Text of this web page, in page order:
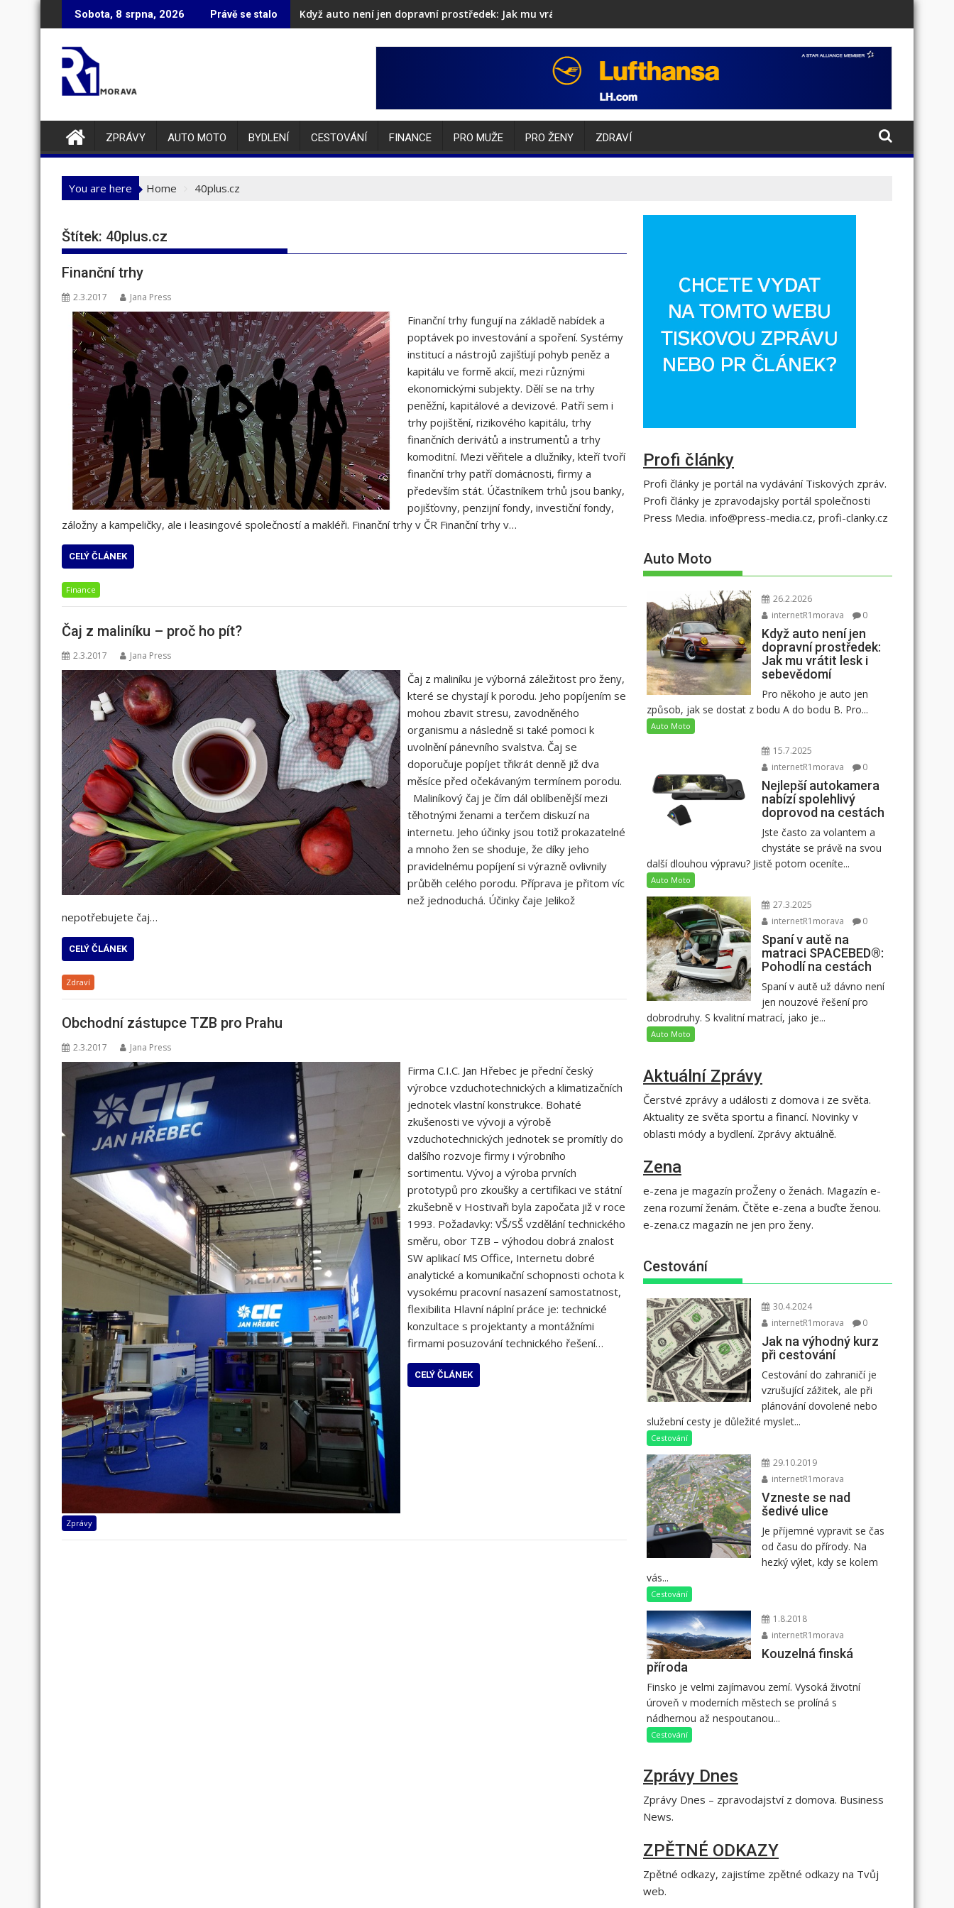
to
Sobota, 8 srpna, 2026 Právě se stalo Když auto není jen dopravní prostředek: Jak mu vrátit lesk i sebevědomí
ZPRÁVY AUTO MOTO BYDLENÍ CESTOVÁNÍ FINANCE PRO MUŽE PRO ŽENY ZDRAVÍ
You are here Home 40plus.cz
Štítek: 40plus.cz
Finanční trhy
2.3.2017 Jana Press
Finanční trhy fungují na základě nabídek a
poptávek po investování a spoření. Systémy
institucí a nástrojů zajišťují pohyb peněz a
kapitálu ve formě akcií, mezi různými
ekonomickými subjekty. Dělí se na trhy
peněžní, kapitálové a devizové. Patří sem i
trhy pojištění, rizikového kapitálu, trhy
finančních derivátů a instrumentů a trhy
komoditní. Mezi věřitele a dlužníky, kteří tvoří
finanční trhy patří domácnosti, firmy a
především stát. Účastníkem trhů jsou banky,
pojišťovny, penzijní fondy, investiční fondy,
záložny a kampeličky, ale i leasingové společností a makléři. Finanční trhy v ČR Finanční trhy v…
CELÝ ČLÁNEK
Finance
Čaj z maliníku – proč ho pít?
2.3.2017 Jana Press
Čaj z maliníku je výborná záležitost pro ženy,
které se chystají k porodu. Jeho popíjením se
mohou zbavit stresu, zavodněného
organismu a následně si také pomoci k
uvolnění pánevního svalstva. Čaj se
doporučuje popíjet třikrát denně již dva
měsíce před očekávaným termínem porodu.
Maliníkový čaj je čím dál oblíbenější mezi
těhotnými ženami a terčem diskuzí na
internetu. Jeho účinky jsou totiž prokazatelné
a mnoho žen se shoduje, že díky jeho
pravidelnému popíjení si výrazně ovlivnily
průběh celého porodu. Příprava je přitom víc
než jednoduchá. Účinky čaje Jelikož
nepotřebujete čaj…
CELÝ ČLÁNEK
Zdraví
Obchodní zástupce TZB pro Prahu
2.3.2017 Jana Press
Firma C.I.C. Jan Hřebec je přední český
výrobce vzduchotechnických a klimatizačních
jednotek vlastní konstrukce. Bohaté
zkušenosti ve vývoji a výrobě
vzduchotechnických jednotek se promítly do
dalšího rozvoje firmy i výrobního
sortimentu. Vývoj a výroba prvních
prototypů pro zkoušky a certifikaci ve státní
zkušebně v Hostivaři byla započata již v roce
1993. Požadavky: VŠ/SŠ vzdělání technického
směru, obor TZB – výhodou dobrá znalost
SW aplikací MS Office, Internetu dobré
analytické a komunikační schopnosti ochota k
vysokému pracovní nasazení samostatnost,
flexibilita Hlavní náplní práce je: technické
konzultace s projektanty a montážními
firmami posuzování technického řešení…
CELÝ ČLÁNEK
Zprávy
Profi články
Profi články je portál na vydávání Tiskových zpráv.
Profi články je zpravodajsky portál společnosti
Press Media. info@press-media.cz, profi-clanky.cz
Auto Moto
26.2.2026
internetR1morava
0
Když auto není jen
dopravní prostředek:
Jak mu vrátit lesk i
sebevědomí
Pro někoho je auto jen
způsob, jak se dostat z bodu A do bodu B. Pro...
Auto Moto
15.7.2025
internetR1morava
0
Nejlepší autokamera
nabízí spolehlivý
doprovod na cestách
Jste často za volantem a
chystáte se právě na svou
další dlouhou výpravu? Jistě potom oceníte...
Auto Moto
27.3.2025
internetR1morava
0
Spaní v autě na
matraci SPACEBED®:
Pohodlí na cestách
Spaní v autě už dávno není
jen nouzové řešení pro
dobrodruhy. S kvalitní matrací, jako je...
Auto Moto
Aktuální Zprávy
Čerstvé zprávy a události z domova i ze světa.
Aktuality ze světa sportu a financí. Novinky v
oblasti módy a bydlení. Zprávy aktuálně.
Zena
e-zena je magazín proŽeny o ženách. Magazín e-
zena rozumí ženám. Čtěte e-zena a buďte ženou.
e-zena.cz magazín ne jen pro ženy.
Cestování
30.4.2024
internetR1morava
0
Jak na výhodný kurz
při cestování
Cestování do zahraničí je
vzrušující zážitek, ale při
plánování dovolené nebo
služební cesty je důležité myslet...
Cestování
29.10.2019
internetR1morava
Vzneste se nad
šedivé ulice
Je příjemné vypravit se čas
od času do přírody. Na
hezký výlet, kdy se kolem
vás...
Cestování
1.8.2018
internetR1morava
Kouzelná finská
příroda
Finsko je velmi zajímavou zemí. Vysoká životní
úroveň v moderních městech se prolíná s
nádhernou až nespoutanou...
Cestování
Zprávy Dnes
Zprávy Dnes – zpravodajství z domova. Business
News.
ZPĚTNÉ ODKAZY
Zpětné odkazy, zajistíme zpětné odkazy na Tvůj
web.